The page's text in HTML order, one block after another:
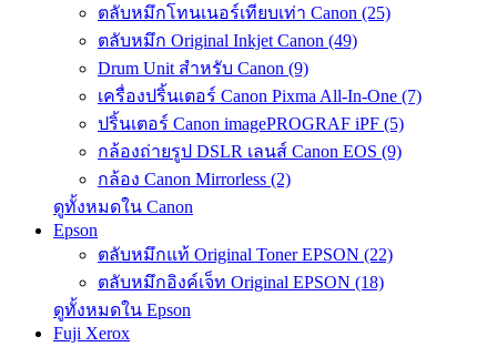
ตลับหมึกโทนเนอร์เทียบเท่า Canon (25)
ตลับหมึก Original Inkjet Canon (49)
Drum Unit สำหรับ Canon (9)
เครื่องปริ้นเตอร์ Canon Pixma All-In-One (7)
ปริ้นเตอร์ Canon imagePROGRAF iPF (5)
กล้องถ่ายรูป DSLR เลนส์ Canon EOS (9)
กล้อง Canon Mirrorless (2)
ดูทั้งหมดใน Canon
Epson
ตลับหมึกแท้ Original Toner EPSON (22)
ตลับหมึกอิงค์เจ็ท Original EPSON (18)
ดูทั้งหมดใน Epson
Fuji Xerox